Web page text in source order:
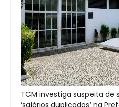
TCM investiga suspeita de
‘salários duplicados’ na